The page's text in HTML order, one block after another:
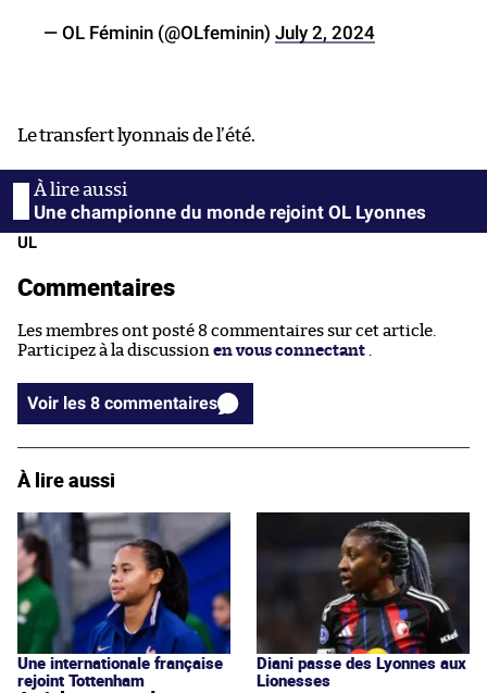
— OL Féminin (@OLfeminin) July 2, 2024
Le transfert lyonnais de l’été.
Une championne du monde rejoint OL Lyonnes
UL
Commentaires
Les membres ont posté 8 commentaires sur cet article.
Participez à la discussion en vous connectant
Voir les 8 commentaires
À lire aussi
Une internationale française
rejoint Tottenham
Diani passe des Lyonnes aux
Lionesses